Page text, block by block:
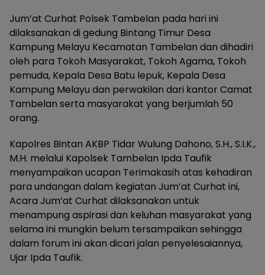
Jum’at Curhat Polsek Tambelan pada hari ini
dilaksanakan di gedung Bintang Timur Desa
Kampung Melayu Kecamatan Tambelan dan dihadiri
oleh para Tokoh Masyarakat, Tokoh Agama, Tokoh
pemuda, Kepala Desa Batu lepuk, Kepala Desa
Kampung Melayu dan perwakilan dari kantor Camat
Tambelan serta masyarakat yang berjumlah 50
orang.
Kapolres Bintan AKBP Tidar Wulung Dahono, S.H., S.I.K.,
M.H. melalui Kapolsek Tambelan Ipda Taufik
menyampaikan ucapan Terimakasih atas kehadiran
para undangan dalam kegiatan Jum’at Curhat ini,
Acara Jum’at Curhat dilaksanakan untuk
menampung aspirasi dan keluhan masyarakat yang
selama ini mungkin belum tersampaikan sehingga
dalam forum ini akan dicari jalan penyelesaiannya,
Ujar Ipda Taufik.